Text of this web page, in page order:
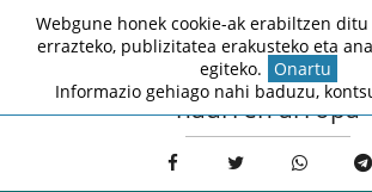
haurren arropa
Webgune honek cookie-ak erabiltzen
errazteko, publizitatea erakusteko eta
egiteko. Onartu
Informazio gehiago nahi baduzu,